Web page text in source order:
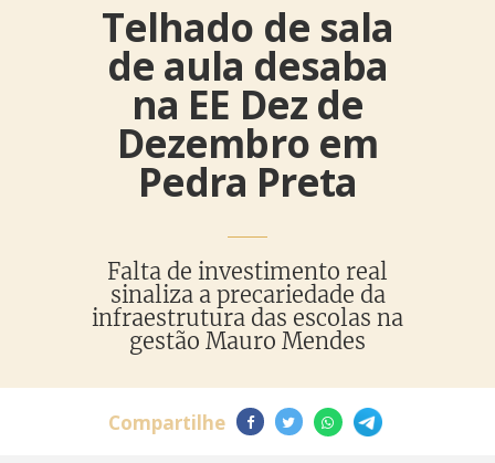
Telhado de sala
de aula desaba
na EE Dez de
Dezembro em
Pedra Preta
Falta de investimento real
sinaliza a precariedade da
infraestrutura das escolas na
gestão Mauro Mendes
Compartilhe